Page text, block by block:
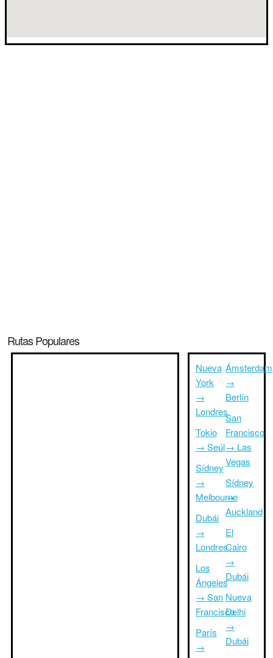
Rutas Populares
Nueva
York
→
Londres
Tokio
→ Seúl
Sídney
→
Melbourne
Dubái
→
Londres
Los
Ángeles
→ San
Francisco
París
→
Ámsterdam
→
Berlín
San
Francisco
→ Las
Vegas
Sídney
→
Auckland
El
Cairo
→
Dubái
Nueva
Delhi
→
Dubái